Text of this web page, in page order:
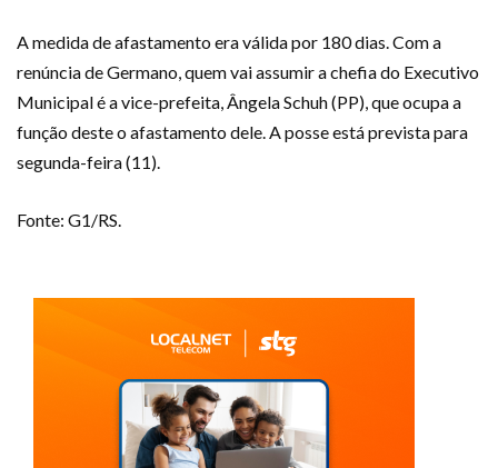
A medida de afastamento era válida por 180 dias. Com a
renúncia de Germano, quem vai assumir a chefia do Executivo
Municipal é a vice-prefeita, Ângela Schuh (PP), que ocupa a
função deste o afastamento dele. A posse está prevista para
segunda-feira (11).
Fonte: G1/RS.